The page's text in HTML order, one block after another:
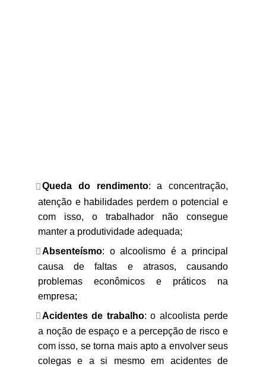
Queda do rendimento: a concentração,
atenção e habilidades perdem o potencial e
com isso, o trabalhador não consegue
manter a produtividade adequada;
Absenteísmo: o alcoolismo é a principal
causa de faltas e atrasos, causando
problemas econômicos e práticos na
empresa;
Acidentes de trabalho: o alcoolista perde
a noção de espaço e a percepção de risco e
com isso, se torna mais apto a envolver seus
colegas e a si mesmo em acidentes de